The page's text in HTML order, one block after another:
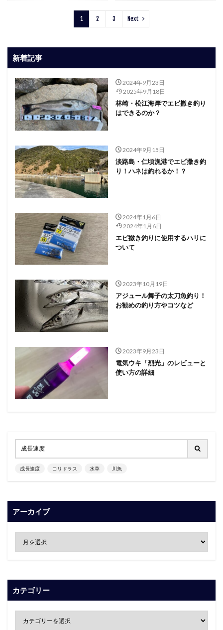
1 2 3 Next
新着記事
2024年9月23日
2025年9月18日
林崎・松江海岸でエビ撒き釣り
はできるのか？
2024年9月15日
淡路島・仁頃漁港でエビ撒き釣
り！ハネは釣れるか！？
2024年1月6日
2024年1月6日
エビ撒き釣りに使用するハリに
ついて
2023年10月19日
アジュール舞子の太刀魚釣り！
お勧めの釣り方やコツなど
2023年9月23日
電気ウキ「烈光」のレビューと
使い方の詳細
成長速度 コリドラス 水草 川魚
アーカイブ
カテゴリー